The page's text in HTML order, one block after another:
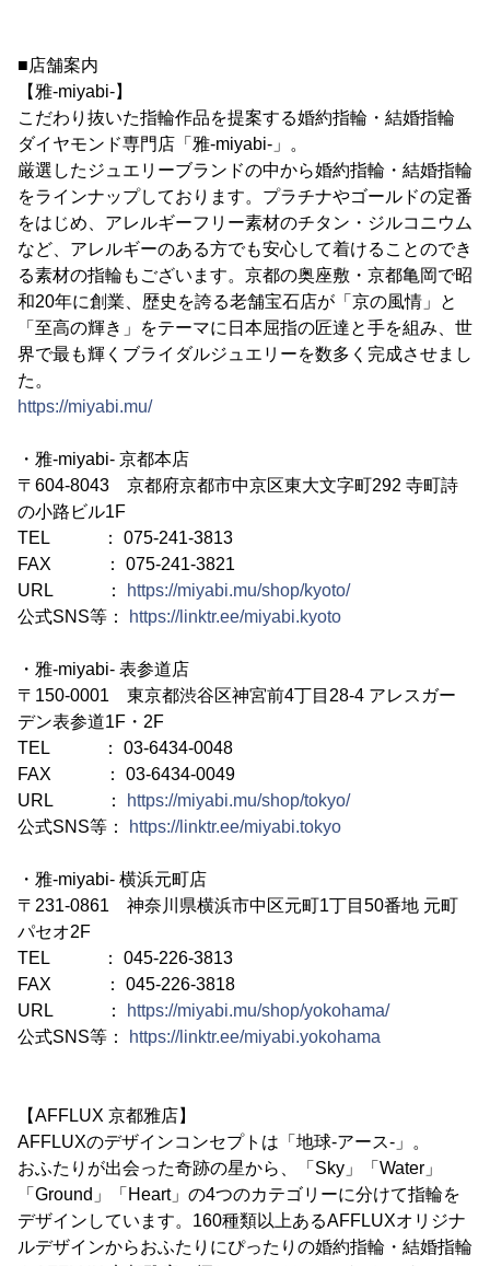
■店舗案内
【雅-miyabi-】
こだわり抜いた指輪作品を提案する婚約指輪・結婚指輪
ダイヤモンド専門店「雅-miyabi-」。
厳選したジュエリーブランドの中から婚約指輪・結婚指輪
をラインナップしております。プラチナやゴールドの定番
をはじめ、アレルギーフリー素材のチタン・ジルコニウム
など、アレルギーのある方でも安心して着けることのでき
る素材の指輪もございます。京都の奥座敷・京都亀岡で昭
和20年に創業、歴史を誇る老舗宝石店が「京の風情」と
「至高の輝き」をテーマに日本屈指の匠達と手を組み、世
界で最も輝くブライダルジュエリーを数多く完成させまし
た。
https://miyabi.mu/
・雅-miyabi- 京都本店
〒604-8043 京都府京都市中京区東大文字町292 寺町詩
の小路ビル1F
TEL ： 075-241-3813
FAX ： 075-241-3821
URL ：
https://miyabi.mu/shop/kyoto/
公式SNS等：
https://linktr.ee/miyabi.kyoto
・雅-miyabi- 表参道店
〒150-0001 東京都渋谷区神宮前4丁目28-4 アレスガー
デン表参道1F・2F
TEL ： 03-6434-0048
FAX ： 03-6434-0049
URL ：
https://miyabi.mu/shop/tokyo/
公式SNS等：
https://linktr.ee/miyabi.tokyo
・雅-miyabi- 横浜元町店
〒231-0861 神奈川県横浜市中区元町1丁目50番地 元町
パセオ2F
TEL ： 045-226-3813
FAX ： 045-226-3818
URL ：
https://miyabi.mu/shop/yokohama/
公式SNS等：
https://linktr.ee/miyabi.yokohama
【AFFLUX 京都雅店】
AFFLUXのデザインコンセプトは「地球-アース-」。
おふたりが出会った奇跡の星から、「Sky」「Water」
「Ground」「Heart」の4つのカテゴリーに分けて指輪を
デザインしています。160種類以上あるAFFLUXオリジナ
ルデザインからおふたりにぴったりの婚約指輪・結婚指輪